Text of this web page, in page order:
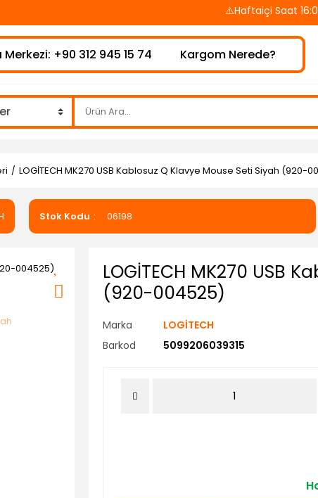
⚠️Haftaiçi Saat 16:00’a
Merkezi: +90 312 945 15 74 Kargom Nerede?
LOGİTECH MK270 USB Kablosuz Q Klavye Mouse Seti Siyah (920-
Stok Kodu 06198
LOGİTECH MK270 USB
(920-004525)
Marka LOGİTECH
Barkod
5099206039315